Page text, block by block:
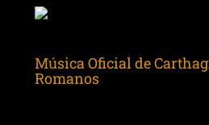
Música Oficial de
Romanos